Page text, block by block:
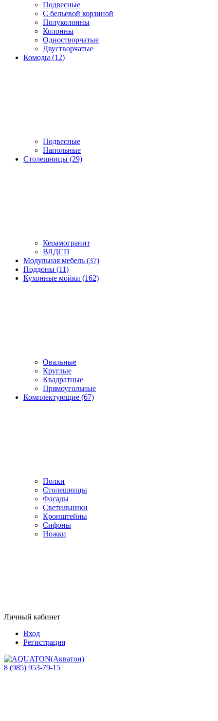
Подвесные
С бельевой корзиной
Полуколонны
Колонны
Одностворчатые
Двустворчатые
Комоды (12)
Подвесные
Напольные
Столешницы (29)
Керамогранит
ВЛДСП
Модульная мебель (37)
Поддоны (11)
Кухонные мойки (162)
Овальные
Круглые
Квадратные
Прямоугольные
Комплектующие (67)
Полки
Столешницы
Фасады
Светильники
Кронштейны
Сифоны
Ножки
Личный кабинет
Вход
Регистрация
8 (985) 953-79-15